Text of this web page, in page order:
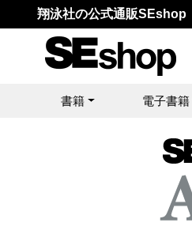
翔泳社の公式通販SEshop
書籍 電子書籍